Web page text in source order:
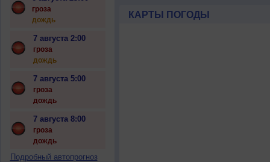
гроза
дождь
7 августа 2:00
гроза
дождь
7 августа 5:00
гроза
дождь
7 августа 8:00
гроза
дождь
Подробный автопрогноз
КАРТЫ ПОГОДЫ